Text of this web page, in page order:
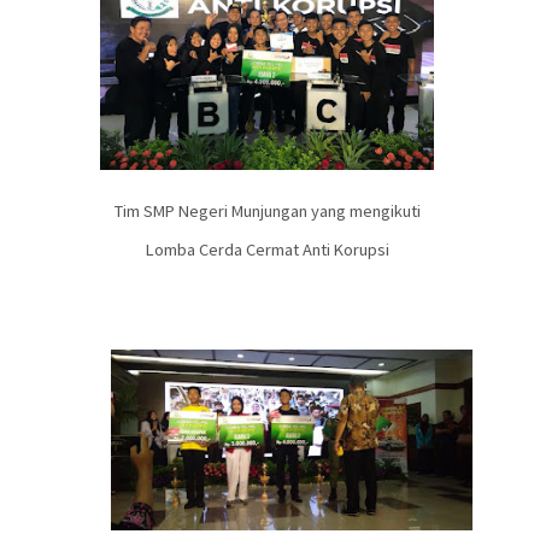
Tim SMP Negeri Munjungan yang mengikuti
Lomba Cerda Cermat Anti Korupsi